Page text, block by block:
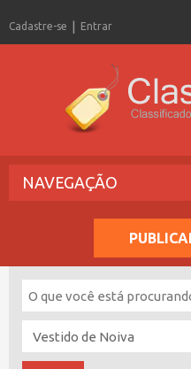
Cadastre-se Entrar
NAVEGAÇÃO